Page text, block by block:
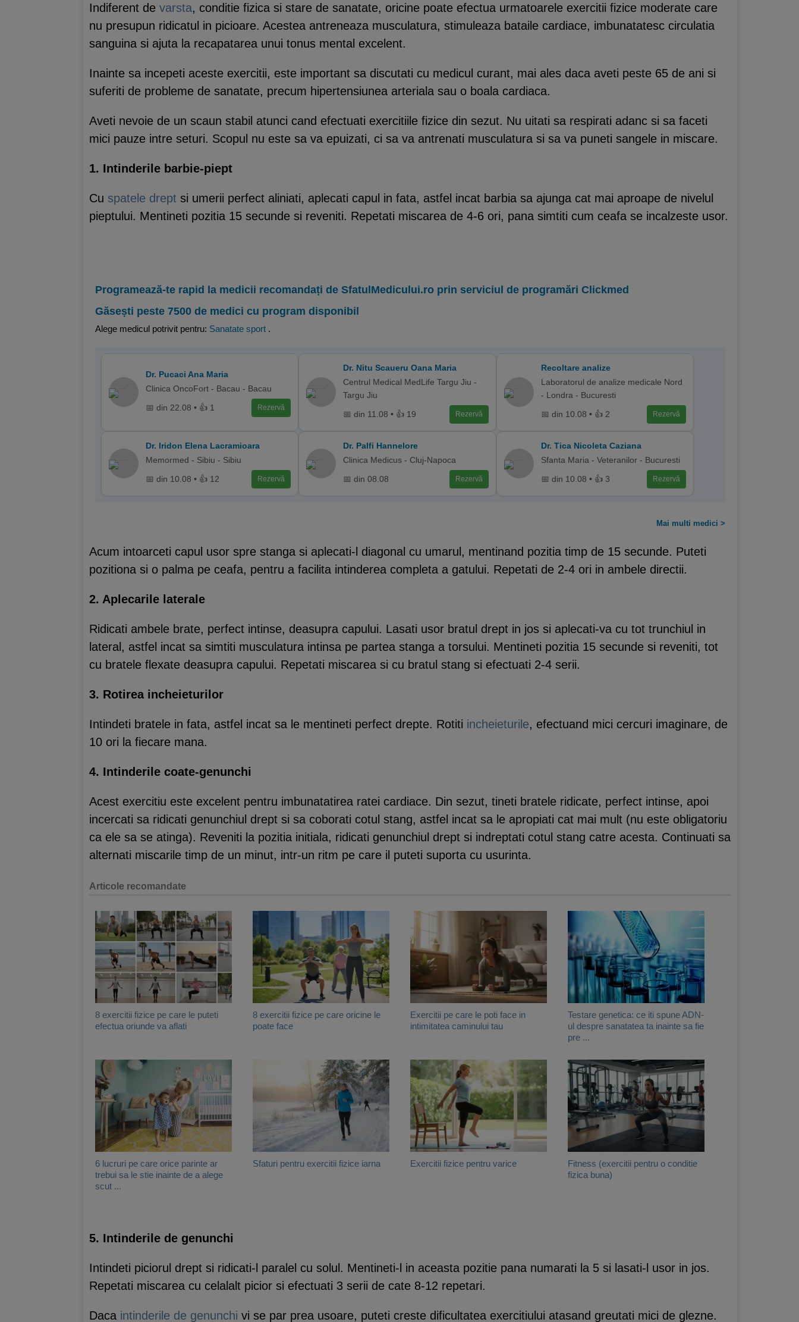
Indiferent de varsta, conditie fizica si stare de sanatate, oricine poate efectua urmatoarele exercitii fizice moderate care
nu presupun ridicatul in picioare. Acestea antreneaza musculatura, stimuleaza bataile cardiace, imbunatatesc circulatia
sanguina si ajuta la recapatarea unui tonus mental excelent.
Inainte sa incepeti aceste exercitii, este important sa discutati cu medicul curant, mai ales daca aveti peste 65 de ani si
suferiti de probleme de sanatate, precum hipertensiunea arteriala sau o boala cardiaca.
Aveti nevoie de un scaun stabil atunci cand efectuati exercitiile fizice din sezut. Nu uitati sa respirati adanc si sa faceti
mici pauze intre seturi. Scopul nu este sa va epuizati, ci sa va antrenati musculatura si sa va puneti sangele in miscare.
1. Intinderile barbie-piept
Cu spatele drept si umerii perfect aliniati, aplecati capul in fata, astfel incat barbia sa ajunga cat mai aproape de nivelul
pieptului. Mentineti pozitia 15 secunde si reveniti. Repetati miscarea de 4-6 ori, pana simtiti cum ceafa se incalzeste usor.
Programează-te rapid la medicii recomandați de SfatulMedicului.ro prin serviciul de programări Clickmed
Găsești peste 7500 de medici cu program disponibil
Alege medicul potrivit pentru: Sanatate sport .
Dr. Pucaci Ana Maria
Clinica OncoFort - Bacau - Bacau
📅 din 22.08 • 👍 1 Rezervă
Dr. Nitu Scaueru Oana Maria
Centrul Medical MedLife Targu Jiu -
Targu Jiu
📅 din 11.08 • 👍 19 Rezervă
Recoltare analize
Laboratorul de analize medicale Nord
- Londra - Bucuresti
📅 din 10.08 • 👍 2 Rezervă
Dr. Iridon Elena Lacramioara
Memormed - Sibiu - Sibiu
📅 din 10.08 • 👍 12 Rezervă
Dr. Palfi Hannelore
Clinica Medicus - Cluj-Napoca
📅 din 08.08 Rezervă
Dr. Tica Nicoleta Caziana
Sfanta Maria - Veteranilor - Bucuresti
📅 din 10.08 • 👍 3 Rezervă
Mai multi medici >
Acum intoarceti capul usor spre stanga si aplecati-l diagonal cu umarul, mentinand pozitia timp de 15 secunde. Puteti
pozitiona si o palma pe ceafa, pentru a facilita intinderea completa a gatului. Repetati de 2-4 ori in ambele directii.
2. Aplecarile laterale
Ridicati ambele brate, perfect intinse, deasupra capului. Lasati usor bratul drept in jos si aplecati-va cu tot trunchiul in
lateral, astfel incat sa simtiti musculatura intinsa pe partea stanga a torsului. Mentineti pozitia 15 secunde si reveniti, tot
cu bratele flexate deasupra capului. Repetati miscarea si cu bratul stang si efectuati 2-4 serii.
3. Rotirea incheieturilor
Intindeti bratele in fata, astfel incat sa le mentineti perfect drepte. Rotiti incheieturile, efectuand mici cercuri imaginare, de
10 ori la fiecare mana.
4. Intinderile coate-genunchi
Acest exercitiu este excelent pentru imbunatatirea ratei cardiace. Din sezut, tineti bratele ridicate, perfect intinse, apoi
incercati sa ridicati genunchiul drept si sa coborati cotul stang, astfel incat sa le apropiati cat mai mult (nu este obligatoriu
ca ele sa se atinga). Reveniti la pozitia initiala, ridicati genunchiul drept si indreptati cotul stang catre acesta. Continuati sa
alternati miscarile timp de un minut, intr-un ritm pe care il puteti suporta cu usurinta.
Articole recomandate
8 exercitii fizice pe care le puteti
efectua oriunde va aflati
8 exercitii fizice pe care oricine le
poate face
Exercitii pe care le poti face in
intimitatea caminului tau
Testare genetica: ce iti spune ADN-
ul despre sanatatea ta inainte sa fie
pre ...
6 lucruri pe care orice parinte ar
trebui sa le stie inainte de a alege
scut ...
Sfaturi pentru exercitii fizice iarna Exercitii fizice pentru varice
Fitness (exercitii pentru o conditie
fizica buna)
5. Intinderile de genunchi
Intindeti piciorul drept si ridicati-l paralel cu solul. Mentineti-l in aceasta pozitie pana numarati la 5 si lasati-l usor in jos.
Repetati miscarea cu celalalt picior si efectuati 3 serii de cate 8-12 repetari.
Daca intinderile de genunchi vi se par prea usoare, puteti creste dificultatea exercitiului atasand greutati mici de glezne.